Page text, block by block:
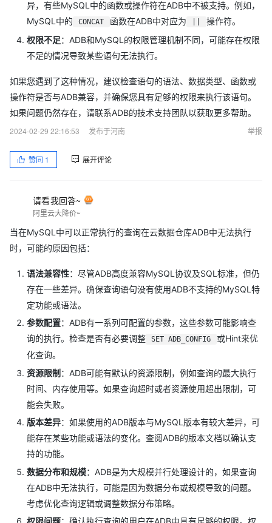
异，有些MySQL中的函数或操作符在ADB中不被支持。例如，
MySQL中的
CONCAT 函数在ADB中对应为
操作符。
权限不足：ADB和MySQL的权限管理机制不同，可能存在权限
不足的情况导致某些语句无法执行。
如果您遇到了这种情况，建议检查语句的语法、数据类型、函数或
操作符是否与ADB兼容，并确保您具有足够的权限来执行该语句。
如果问题仍然存在，请联系ADB的技术支持团队以获取更多帮助。
2024-02-29 22:16:53
发布于河南 举报
赞同 1 展开评论
请看我回答~
阿里云大降价~
当在MySQL中可以正常执行的查询在云数据仓库ADB中无法执行
时，可能的原因包括：
语法兼容性：尽管ADB高度兼容MySQL协议及SQL标准，但仍
存在一些差异。确保查询语句没有使用ADB不支持的MySQL特
定功能或语法。
参数配置：ADB有一系列可配置的参数，这些参数可能影响查
询的执行。检查是否有必要调整
SET ADB_CONFIG
或Hint来优
化查询。
资源限制 ：ADB可能有默认的资源限制，例如查询的最大执行
时间、内存使用等。如果查询超时或者资源使用超出限制，可
能会失败。
版本差异：如果使用的ADB版本与MySQL版本有较大差异，可
能存在某些功能或语法的变化。查阅ADB的版本文档以确认支
持的功能。
数据分布和规模：ADB是为大规模并行处理设计的，如果查询
在ADB中无法执行，可能是因为数据分布或规模导致的问题。
考虑优化查询逻辑或调整数据分布策略。
权限问题：确认执行查询的用户在ADB中具有足够的权限。权